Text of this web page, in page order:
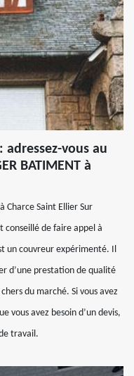
vous au
BATIMENT à
Charce Saint Ellier Sur
conseillé de faire appel à
un couvreur expérimenté. Il
d’une prestation de qualité
du marché. Si vous avez
vous avez besoin d’un devis,
travail.